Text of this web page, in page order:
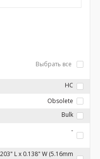
Выбрать все
HC
Obsolete
Bulk
-
L x 0.138" W (5.16mm